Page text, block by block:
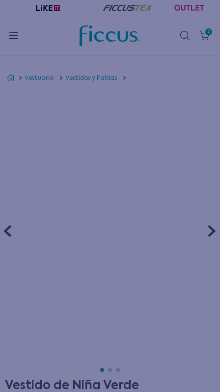
0
Vestuario Vestidos y Faldas
Vestido de Niña Verde